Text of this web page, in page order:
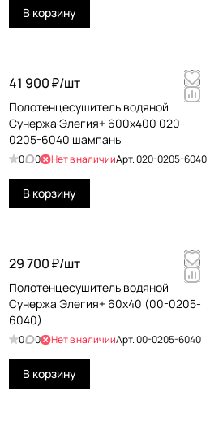
В корзину
41 900 ₽/шт
Полотенцесушитель водяной
Сунержа Элегия+ 600х400 020-
0205-6040 шампань
0 0 Нет в наличииАрт.020-0205-6040
В корзину
29 700 ₽/шт
Полотенцесушитель водяной
Сунержа Элегия+ 60x40 (00-0205-
6040)
0 0 Нет в наличииАрт.00-0205-6040
В корзину